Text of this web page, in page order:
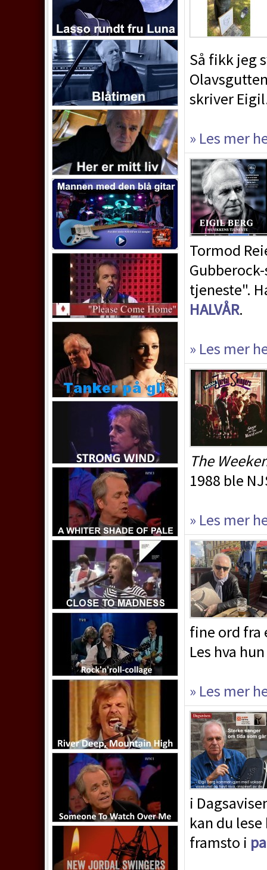
Så fikk jeg
skriver
» Les mer
Tormod
tjeneste".
HALVÅR.
» Les mer
The
1988 ble
» Les mer
fine ord fra
Les hva
» Les mer
i
kan du
framsto i